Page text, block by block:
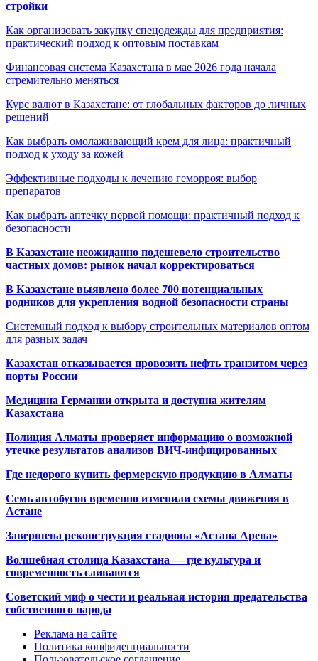
стройки
Как организовать закупку спецодежды для предприятия:
практический подход к оптовым поставкам
Финансовая система Казахстана в мае 2026 года начала
стремительно меняться
Курс валют в Казахстане: от глобальных факторов до личных
решений
Как выбрать омолаживающий крем для лица: практичный
подход к уходу за кожей
Эффективные подходы к лечению геморроя: выбор
препаратов
Как выбрать аптечку первой помощи: практичный подход к
безопасности
В Казахстане неожиданно подешевело строительство
частных домов: рынок начал корректироваться
В Казахстане выявлено более 700 потенциальных
родников для укрепления водной безопасности страны
Системный подход к выбору строительных материалов оптом
для разных задач
Казахстан отказывается провозить нефть транзитом через
порты России
Медицина Германии открыта и доступна жителям
Казахстана
Полиция Алматы проверяет информацию о возможной
утечке результатов анализов ВИЧ-инфицированных
Где недорого купить фермерскую продукцию в Алматы
Семь автобусов временно изменили схемы движения в
Астане
Завершена реконструкция стадиона «Астана Арена»
Волшебная столица Казахстана — где культура и
современность сливаются
Советский миф о чести и реальная история предательства
собственного народа
Реклама на сайте
Политика конфиденциальности